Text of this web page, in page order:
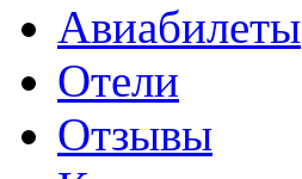
Авиабилеты
Отели
Отзывы